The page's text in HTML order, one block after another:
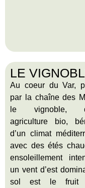
LE
Au coeur du Var,
par la chaîne des
le vignoble,
agriculture bio,
d’un climat
avec des étés
ensoleillement
un vent d’est
sol est le fruit